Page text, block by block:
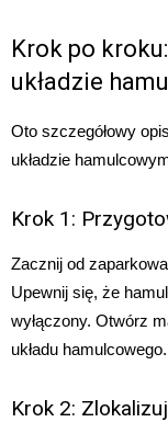
Krok po
układzie
Oto szczegółowy
układzie
Krok 1:
Zacznij od
Upewnij się, że
wyłączony. Otwórz
układu hamulcowego.
Krok 2: